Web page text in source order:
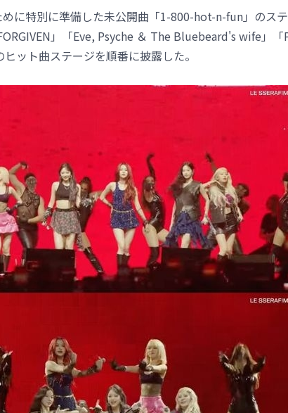
に特別に準備した未公開曲「1-800-hot-n-fun」のス
」「Eve, Psyche ＆ The Bluebeard's wife」「
ヒット曲ステージを順番に披露した。